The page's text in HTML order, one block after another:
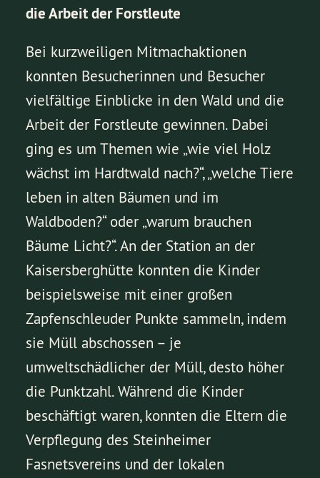
die Arbeit der Forstleute
Bei kurzweiligen Mitmachaktionen
konnten Besucherinnen und Besucher
vielfältige Einblicke in den Wald und die
Arbeit der Forstleute gewinnen. Dabei
ging es um Themen wie „wie viel Holz
wächst im Hardtwald nach?“, „welche Tiere
leben in alten Bäumen und im
Waldboden?“ oder „warum brauchen
Bäume Licht?“. An der Station an der
Kaisersberghütte konnten die Kinder
beispielsweise mit einer großen
Zapfenschleuder Punkte sammeln, indem
sie Müll abschossen – je
umweltschädlicher der Müll, desto höher
die Punktzahl. Während die Kinder
beschäftigt waren, konnten die Eltern die
Verpflegung des Steinheimer
Fasnetsvereins und der lokalen